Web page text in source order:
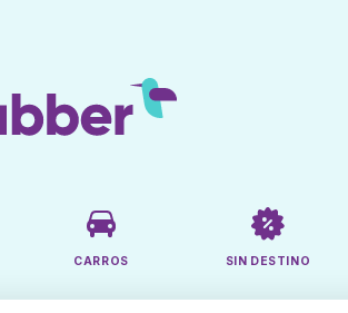
CARROS SIN DESTINO